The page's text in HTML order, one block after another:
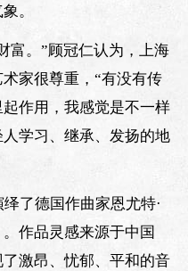
。
富。”顾冠仁认为，上海
家很尊重，“有没有传
作用，我感觉是不一样
学习、继承、发扬的地
了德国作曲家恩尤特·
作品灵感来源于中国
了激昂、忧郁、平和的音